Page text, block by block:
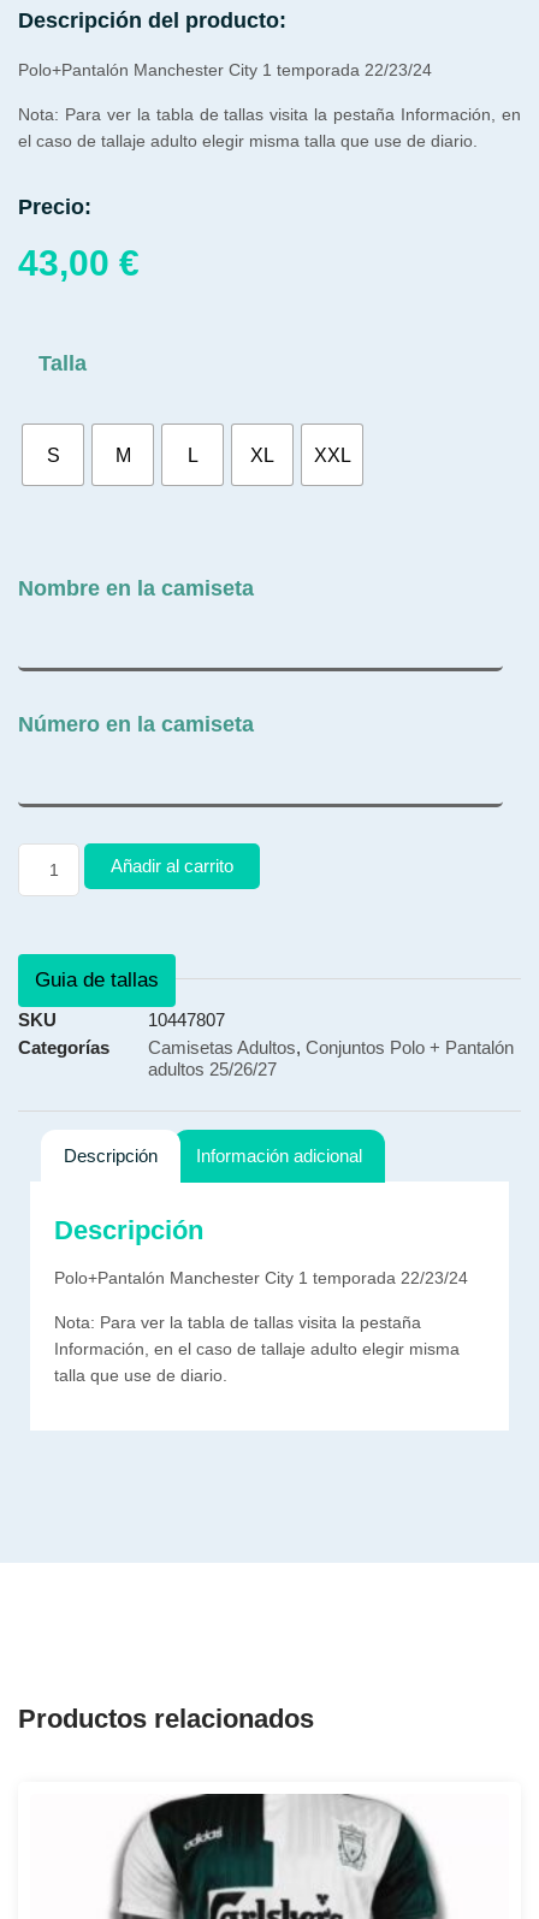
Descripción del producto:
Polo+Pantalón Manchester City 1 temporada 22/23/24
Nota: Para ver la tabla de tallas visita la pestaña Información, en
el caso de tallaje adulto elegir misma talla que use de diario.
Precio:
43,00 €
Talla
S M L XL XXL
Nombre en la camiseta
Número en la camiseta
Añadir al carrito
Guia de tallas
SKU
10447807
Categorías
Camisetas Adultos, Conjuntos Polo + Pantalón
adultos 25/26/27
Descripción Información adicional
Descripción
Polo+Pantalón Manchester City 1 temporada 22/23/24
Nota: Para ver la tabla de tallas visita la pestaña
Información, en el caso de tallaje adulto elegir misma
talla que use de diario.
Productos relacionados